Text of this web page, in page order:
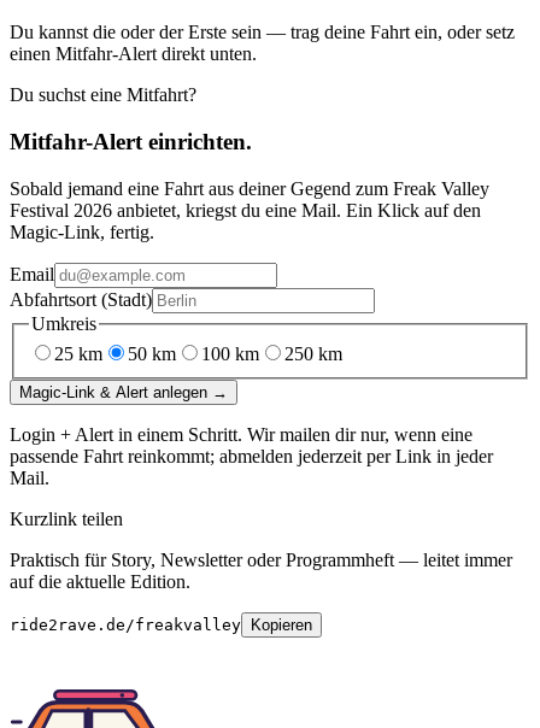
Du kannst die oder der Erste sein — trag deine Fahrt ein, oder setz
einen Mitfahr-Alert direkt unten.
Du suchst eine Mitfahrt?
Mitfahr-Alert einrichten.
Sobald jemand eine Fahrt aus deiner Gegend zum Freak Valley
Festival 2026 anbietet, kriegst du eine Mail. Ein Klick auf den
Magic-Link, fertig.
Email
Abfahrtsort (Stadt)
Umkreis
25 km 50 km 100 km 250 km
Magic-Link & Alert anlegen →
Login + Alert in einem Schritt. Wir mailen dir nur, wenn eine
passende Fahrt reinkommt; abmelden jederzeit per Link in jeder
Mail.
Kurzlink teilen
Praktisch für Story, Newsletter oder Programmheft — leitet immer
auf die aktuelle Edition.
ride2rave.de/freakvalley Kopieren